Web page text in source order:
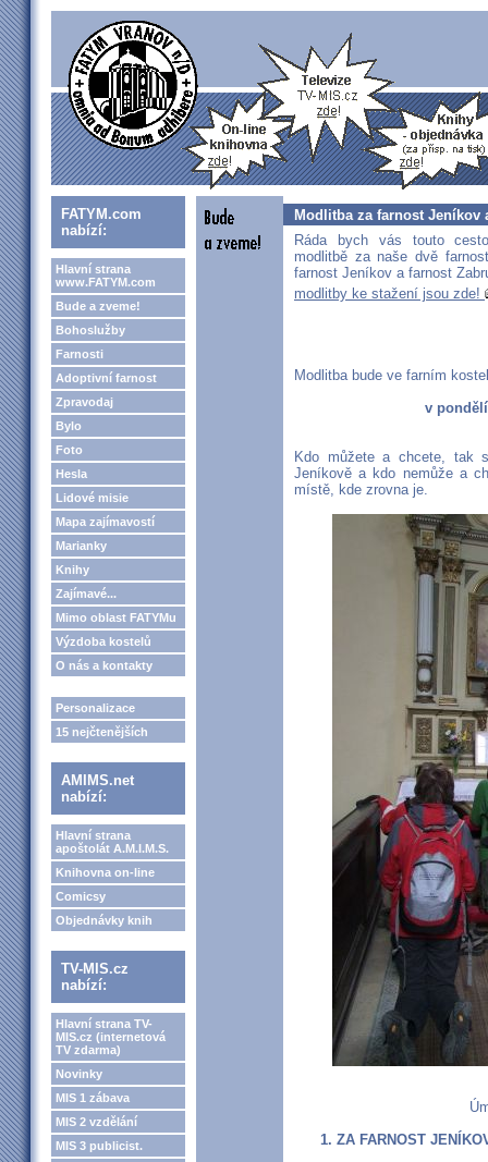
FATYM.com
nabízí:
Hlavní strana
www.FATYM.com
Bude a zveme!
Bohoslužby
Farnosti
Adoptivní farnost
Zpravodaj
Bylo
Foto
Hesla
Lidové misie
Mapa zajímavostí
Marianky
Knihy
Zajímavé...
Mimo oblast FATYMu
Výzdoba kostelů
O nás a kontakty
Personalizace
15 nejčtenějších
AMIMS.net
nabízí:
Hlavní strana
apoštolát A.M.I.M.S.
Knihovna on-line
Comicsy
Objednávky knih
TV-MIS.cz
nabízí:
Hlavní strana TV-
MIS.cz (internetová
TV zdarma)
Novinky
MIS 1 zábava
MIS 2 vzdělání
MIS 3 publicist.
Modlitba za farnost Jeníkov
Ráda bych vás touto
modlitbě za naše dvě
farnost Jeníkov a farnost
modlitby ke stažení jsou zde!
Modlitba bude ve farním
v
Kdo můžete a chcete, tak
Jeníkově a kdo nemůže a
místě, kde zrovna je.
1. ZA FARNOST